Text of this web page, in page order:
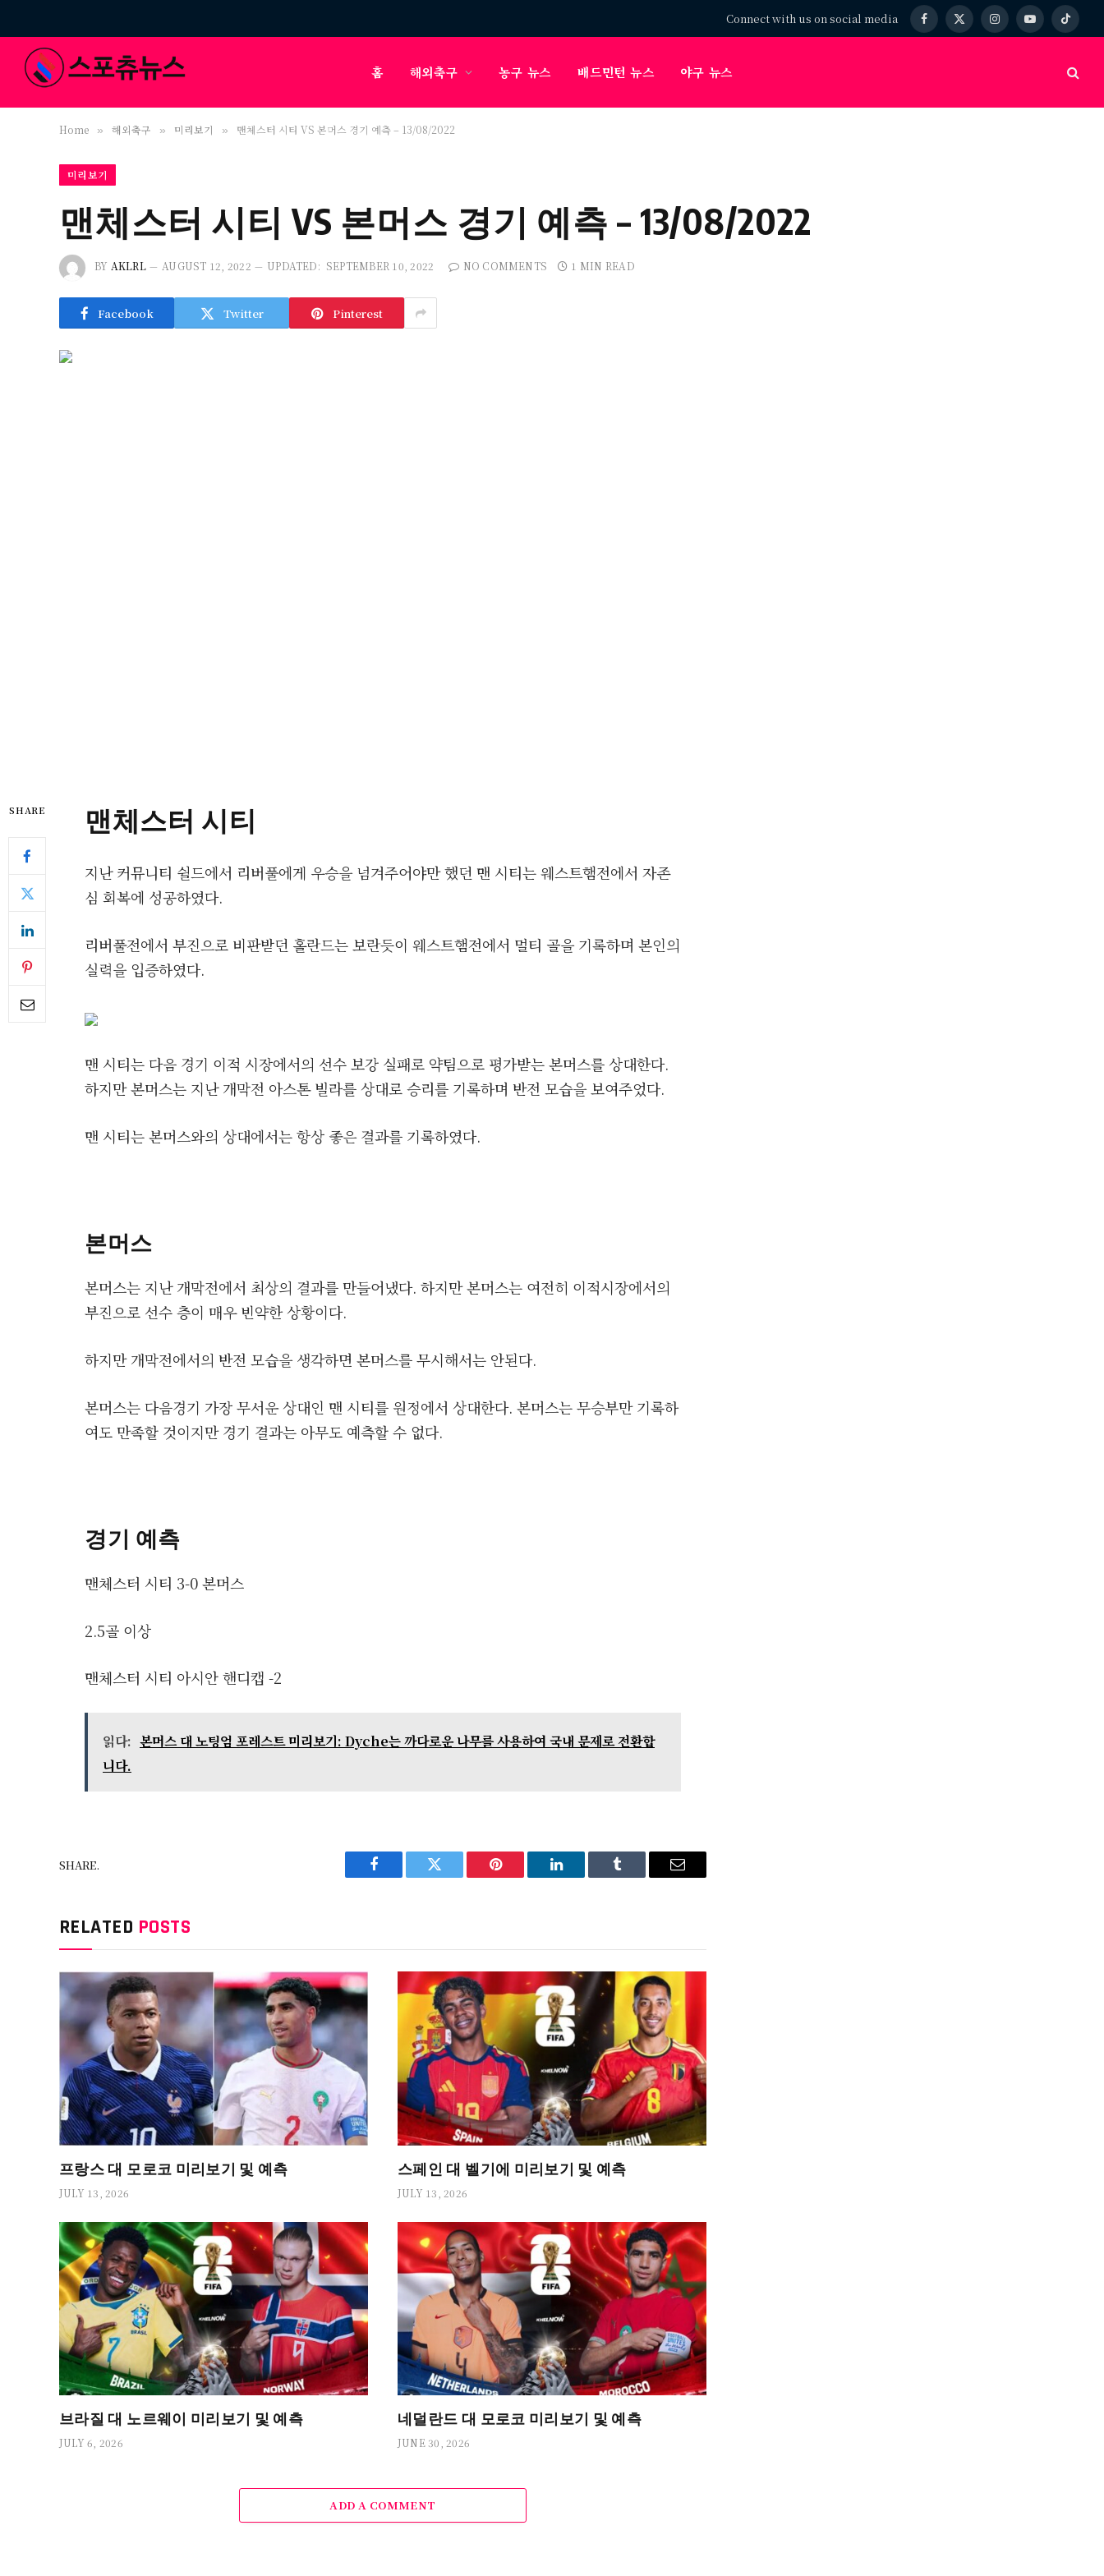
Connect with us on social media Facebook
X
InstagramYouTubeTikTok
홈 해외축구 농구 뉴스 배드민턴 뉴스 야구 뉴스
Home » 해외축구 » 미리보기 » 맨체스터 시티 VS 본머스 경기 예측 – 13/08/2022
미리보기
맨체스터 시티 VS 본머스 경기 예측 – 13/08/2022
BY AKLRL AUGUST 12, 2022 UPDATED: SEPTEMBER 10, 2022 NO COMMENTS 1 MIN READ
Facebook Twitter Pinterest
SHARE 맨체스터 시티
지난 커뮤니티 쉴드에서 리버풀에게 우승을 넘겨주어야만 했던 맨 시티는 웨스트햄전에서 자존
심 회복에 성공하였다.
리버풀전에서 부진으로 비판받던 홀란드는 보란듯이 웨스트햄전에서 멀티 골을 기록하며 본인의
실력을 입증하였다.
맨 시티는 다음 경기 이적 시장에서의 선수 보강 실패로 약팀으로 평가받는 본머스를 상대한다.
하지만 본머스는 지난 개막전 아스톤 빌라를 상대로 승리를 기록하며 반전 모습을 보여주었다.
맨 시티는 본머스와의 상대에서는 항상 좋은 결과를 기록하였다.
본머스
본머스는 지난 개막전에서 최상의 결과를 만들어냈다. 하지만 본머스는 여전히 이적시장에서의
부진으로 선수 층이 매우 빈약한 상황이다.
하지만 개막전에서의 반전 모습을 생각하면 본머스를 무시해서는 안된다.
본머스는 다음경기 가장 무서운 상대인 맨 시티를 원정에서 상대한다. 본머스는 무승부만 기록하
여도 만족할 것이지만 경기 결과는 아무도 예측할 수 없다.
경기 예측
맨체스터 시티 3-0 본머스
2.5골 이상
맨체스터 시티 아시안 핸디캡 -2
읽다: 본머스 대 노팅엄 포레스트 미리보기: Dyche는 까다로운 나무를 사용하여 국내 문제로 전환합
니다.
SHARE.
Facebook Twitter Pinterest LinkedIn Tumblr Email
RELATED POSTS
프랑스 대 모로코 미리보기 및 예측
JULY 13, 2026
스페인 대 벨기에 미리보기 및 예측
JULY 13, 2026
브라질 대 노르웨이 미리보기 및 예측
JULY 6, 2026
네덜란드 대 모로코 미리보기 및 예측
JUNE 30, 2026
ADD A COMMENT